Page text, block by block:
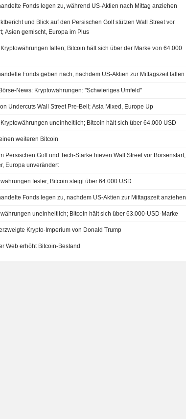
Fonds legen zu, während US-Aktien nach Mittag anziehen
und Blick auf den Persischen Golf stützen Wall Street vor
Asien gemischt, Europa im Plus
fallen; Bitcoin hält sich über der Marke von 64.000
Fonds geben nach, nachdem US-Aktien zur Mittagszeit fallen
News: Kryptowährungen: "Schwieriges Umfeld"
Undercuts Wall Street Pre-Bell; Asia Mixed, Europe Up
uneinheitlich; Bitcoin hält sich über 64.000 USD
weiteren Bitcoin
Persischen Golf und Tech-Stärke hieven Wall Street vor Börsenstart;
Europa unverändert
fester; Bitcoin steigt über 64.000 USD
Fonds legen zu, nachdem US-Aktien zur Mittagszeit anziehen
uneinheitlich; Bitcoin hält sich über 63.000-USD-Marke
Krypto-Imperium von Donald Trump
Web erhöht Bitcoin-Bestand